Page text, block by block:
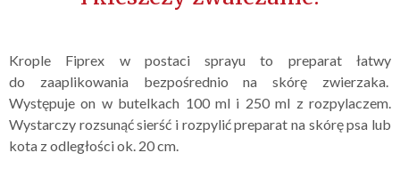
Krople Fiprex w postaci sprayu to preparat łatwy
do zaaplikowania bezpośrednio na skórę zwierzaka.
Występuje on w butelkach 100 ml i 250 ml z rozpylaczem.
Wystarczy rozsunąć sierść i rozpylić preparat na skórę psa lub
kota z odległości ok. 20 cm.